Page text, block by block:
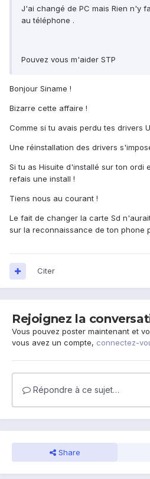
J'ai changé de PC mais Rien n'y
au téléphone .
Pouvez vous m'aider STP
Bonjour Siname !
Bizarre cette affaire !
Comme si tu avais perdu tes drivers
Une réinstallation des drivers
Si tu as Hisuite d'installé sur ton ordi
refais une install !
Tiens nous au courant !
Le fait de changer la carte Sd
sur la reconnaissance de ton phone
Citer
Rejoignez la
Vous pouvez poster maintenant et
vous avez un compte, connectez-
Répondre à ce sujet…
Share